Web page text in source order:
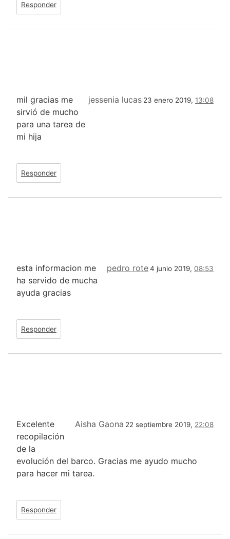
Responder
jessenia lucas 23 enero 2019, 13:08
mil gracias me
sirvió de mucho
para una tarea de
mi hija
Responder
pedro rote4 junio 2019, 08:53
esta informacion me
ha servido de mucha
ayuda gracias
Responder
Aisha Gaona 22 septiembre 2019, 22:08
Excelente
recopilación
de la
evolución del barco. Gracias me ayudo mucho
para hacer mi tarea.
Responder